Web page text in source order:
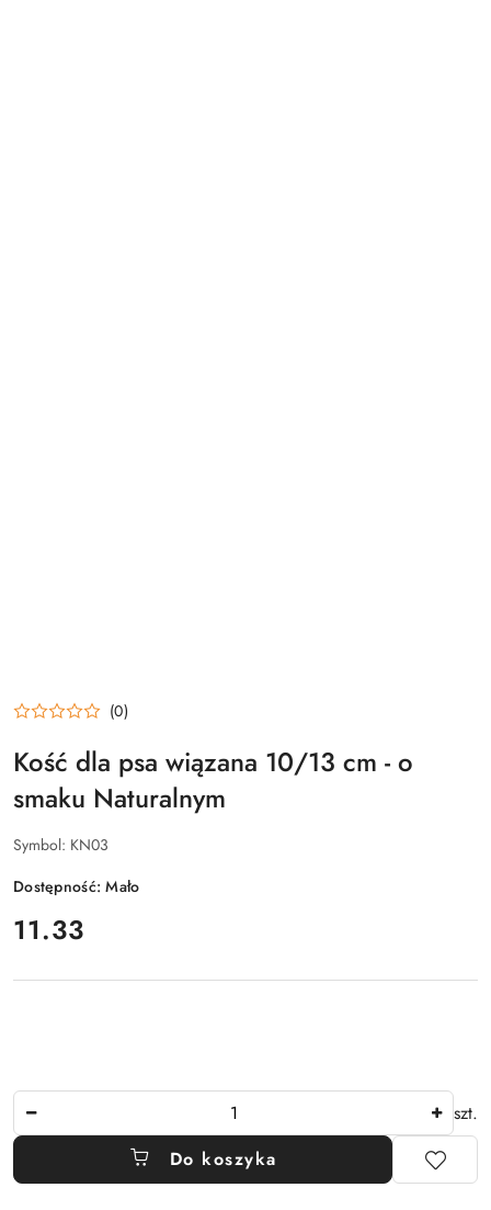
(0)
Kość dla psa wiązana 10/13 cm - o
smaku Naturalnym
Symbol: KN03
Dostępność:Mało
cena:
11.33
szt.
Do koszyka